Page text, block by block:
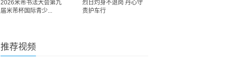
2026米芾书法大会第九
届米芾杯国际青少...
烈日灼身不退岗 丹心守
责护车行
推荐视频